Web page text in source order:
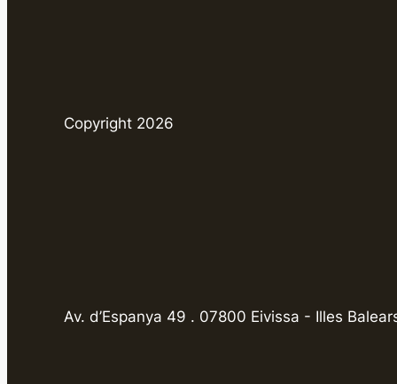
Copyright 2026
Av. d’Espanya 49 . 07800 Eivissa - Illes